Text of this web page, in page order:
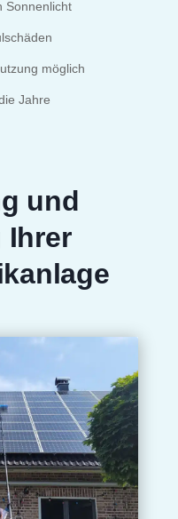
Sonnenlicht
möglich
Jahre
und
Ihrer